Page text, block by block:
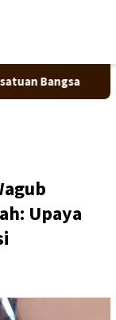
Semarakkan
Upaya